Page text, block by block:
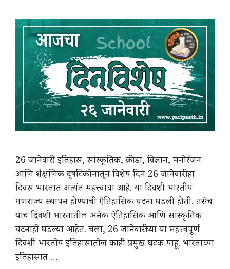
26 जानेवारी: इतिहास, सांस्कृतिक, क्रीडा, विज्ञान, मनोरंजन
आणि शैक्षणिक दृषटिकोनातून विशेष दिन 26 जानेवारी हा
दिवस भारतात अत्यंत महत्त्वाचा आहे. या दिवशी भारतीय
गणराज्य स्थापन होण्याची ऐतिहासिक घटना घडली होती. तसेच
याच दिवशी भारतातील अनेक ऐतिहासिक आणि सांस्कृतिक
घटनाही घडल्या आहेत. चला, 26 जानेवारीच्या या महत्त्वपूर्ण
दिवशी भारतीय इतिहासातील काही प्रमुख घटक पाहू. भारताच्या
इतिहासात …